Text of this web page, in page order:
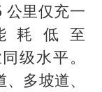
公里仅充一
耗低至
级水平。
多坡道、